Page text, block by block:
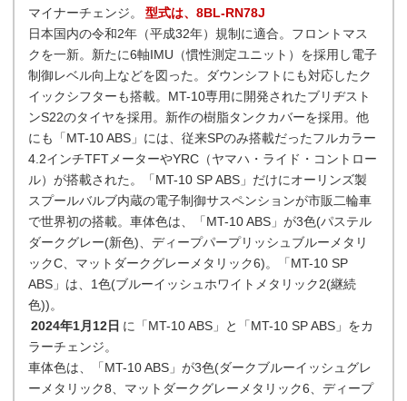
マイナーチェンジ。
型式は、8BL-RN78J
日本国内の令和2年（平成32年）規制に適合。フロントマス
クを一新。新たに6軸IMU（慣性測定ユニット）を採用し電子
制御レベル向上などを図った。ダウンシフトにも対応したク
イックシフターも搭載。MT-10専用に開発されたブリヂスト
ンS22のタイヤを採用。新作の樹脂タンクカバーを採用。他
にも「MT-10 ABS」には、従来SPのみ搭載だったフルカラー
4.2インチTFTメーターやYRC（ヤマハ・ライド・コントロー
ル）が搭載された。「MT-10 SP ABS」だけにオーリンズ製
スプールバルブ内蔵の電子制御サスペンションが市販二輪車
で世界初の搭載。車体色は、「MT-10 ABS」が3色(パステル
ダークグレー(新色)、ディープパープリッシュブルーメタリ
ックC、マットダークグレーメタリック6)。「MT-10 SP
ABS」は、1色(ブルーイッシュホワイトメタリック2(継続
色))。
2024年1月12日 に「MT-10 ABS」と「MT-10 SP ABS」をカ
ラーチェンジ。
車体色は、「MT-10 ABS」が3色(ダークブルーイッシュグレ
ーメタリック8、マットダークグレーメタリック6、ディープ